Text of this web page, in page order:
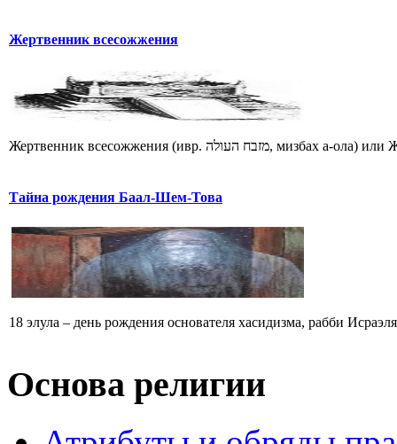
Жертвенник всесожжения
Тайна рождения Баал-Шем-Това
18 элула – день рождения основателя хасидизма, рабби
Основа религии